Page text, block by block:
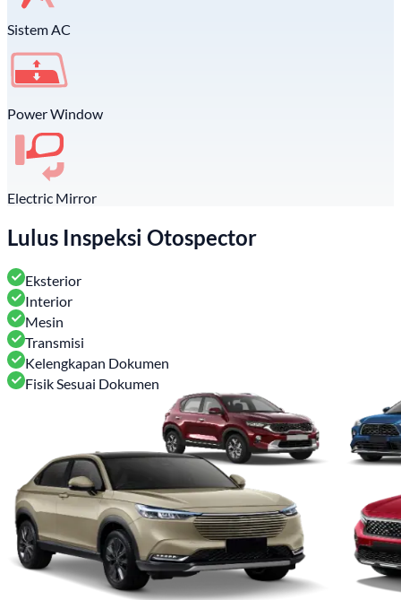
Sistem AC
Power Window
Electric Mirror
Lulus Inspeksi Otospector
Eksterior
Interior
Mesin
Transmisi
Kelengkapan Dokumen
Fisik Sesuai Dokumen